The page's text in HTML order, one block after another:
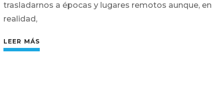
trasladarnos a épocas y lugares remotos aunque, en
realidad,
LEER MÁS